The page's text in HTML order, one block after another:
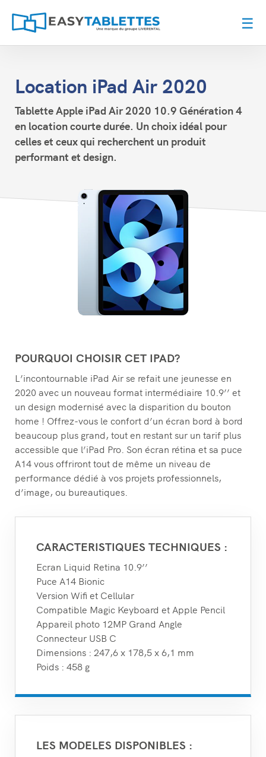
☰
Location iPad Air 2020
Tablette Apple iPad Air 2020 10.9 Génération 4
en location courte durée. Un choix idéal pour
celles et ceux qui recherchent un produit
performant et design.
POURQUOI CHOISIR CET IPAD?
L’incontournable iPad Air se refait une jeunesse en
2020 avec un nouveau format intermédiaire 10.9’’ et
un design modernisé avec la disparition du bouton
home ! Offrez-vous le confort d’un écran bord à bord
beaucoup plus grand, tout en restant sur un tarif plus
accessible que l’iPad Pro. Son écran rétina et sa puce
A14 vous offriront tout de même un niveau de
performance dédié à vos projets professionnels,
d’image, ou bureautiques.
CARACTERISTIQUES TECHNIQUES :
Ecran Liquid Retina 10.9’’
Puce A14 Bionic
Version Wifi et Cellular
Compatible Magic Keyboard et Apple Pencil
Appareil photo 12MP Grand Angle
Connecteur USB C
Dimensions : 247,6 x 178,5 x 6,1 mm
Poids : 458 g
LES MODELES DISPONIBLES :